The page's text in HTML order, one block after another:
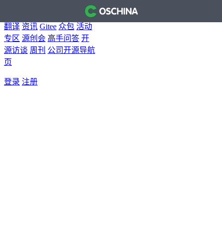
博客
翻译 资讯 Gitee 众包 活动
专区 源创会 高手问答 开
源访谈 周刊 公司开源导航
页
登录 注册